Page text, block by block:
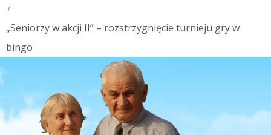
„Seniorzy w akcji II” – rozstrzygnięcie turnieju gry w
bingo